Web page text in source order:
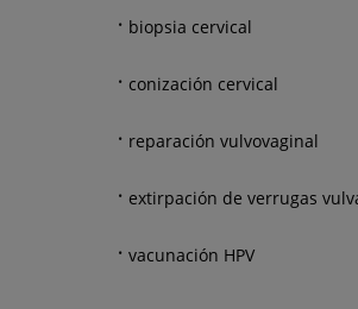
biopsia cervical
conización cervical
reparación vulvovaginal
extirpación de verrugas
vacunación HPV